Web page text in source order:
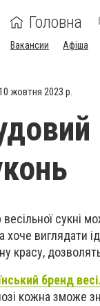
Головна
Вакансии Афіша
жовтня 2023 р.
весільної сукні
хоче виглядати
красу,
бренд
кожна зможе